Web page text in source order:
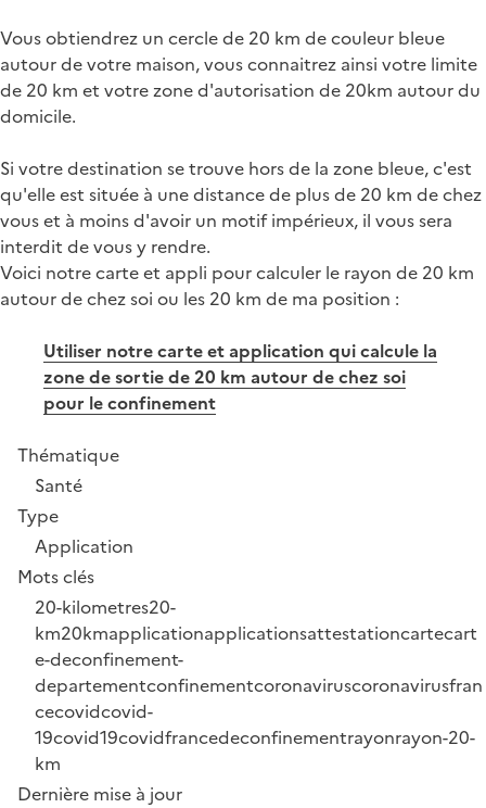
Vous obtiendrez un cercle de 20 km de couleur bleue
autour de votre maison, vous connaitrez ainsi votre limite
de 20 km et votre zone d'autorisation de 20km autour du
domicile.
Si votre destination se trouve hors de la zone bleue, c'est
qu'elle est située à une distance de plus de 20 km de chez
vous et à moins d'avoir un motif impérieux, il vous sera
interdit de vous y rendre.
Voici notre carte et appli pour calculer le rayon de 20 km
autour de chez soi ou les 20 km de ma position :
Utiliser notre carte et application qui calcule la
zone de sortie de 20 km autour de chez soi
pour le confinement
Thématique
Santé
Type
Application
Mots clés
20-kilometres20-
km20kmapplicationapplicationsattestationcartecart
e-deconfinement-
departementconfinementcoronaviruscoronavirusfran
cecovidcovid-
19covid19covidfrancedeconfinementrayonrayon-20-
km
Dernière mise à jour